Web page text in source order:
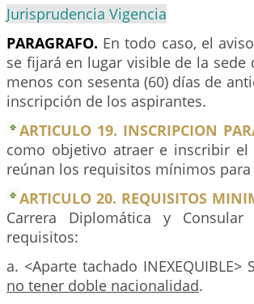
Jurisprudencia Vigencia
PARAGRAFO. En todo caso, el
se fijará en lugar visible de la
menos con sesenta (60) días de
inscripción de los aspirantes.
ARTICULO 19. INSCRIPCION
como objetivo atraer e inscribir
reúnan los requisitos mínimos para
ARTICULO 20. REQUISITOS
Carrera Diplomática y
requisitos:
a. <Aparte tachado INEXEQUIBLE>
no tener doble nacionalidad.